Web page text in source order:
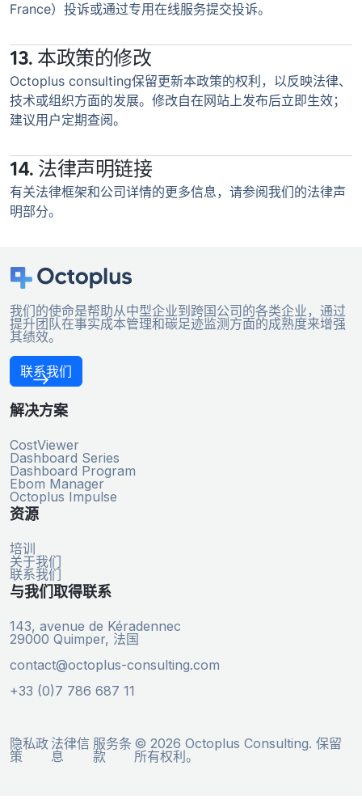
France）投诉或通过专用在线服务提交投诉。
13. 本政策的修改
Octoplus consulting保留更新本政策的权利，以反映法律、
技术或组织方面的发展。修改自在网站上发布后立即生效；
建议用户定期查阅。
14. 法律声明链接
有关法律框架和公司详情的更多信息，请参阅我们的法律声
明部分。
我们的使命是帮助从中型企业到跨国公司的各类企业，通过
提升团队在事实成本管理和碳足迹监测方面的成熟度来增强
其绩效。
联系我们
解决方案
CostViewer
Dashboard Series
Dashboard Program
Ebom Manager
Octoplus Impulse
资源
培训
关于我们
联系我们
与我们取得联系
143, avenue de Kéradennec
29000 Quimper, 法国
contact@octoplus-consulting.com
+33 (0)7 786 687 11
隐私政
策
法律信
息
服务条
款
© 2026 Octoplus Consulting. 保留
所有权利。